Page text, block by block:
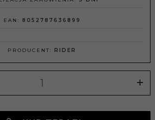
EAN: 8052787636899
PRODUCENT: RIDER